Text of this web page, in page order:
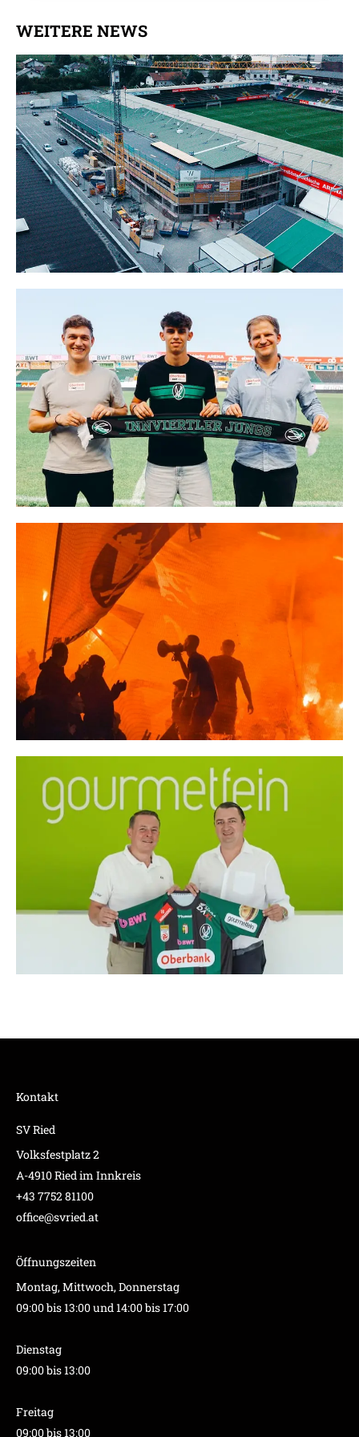
WEITERE NEWS
Kontakt
SV Ried
Volksfestplatz 2
A-4910 Ried im Innkreis
+43 7752 81100
office@svried.at
Öffnungszeiten
Montag, Mittwoch, Donnerstag
09:00 bis 13:00 und 14:00 bis 17:00
Dienstag
09:00 bis 13:00
Freitag
09:00 bis 13:00